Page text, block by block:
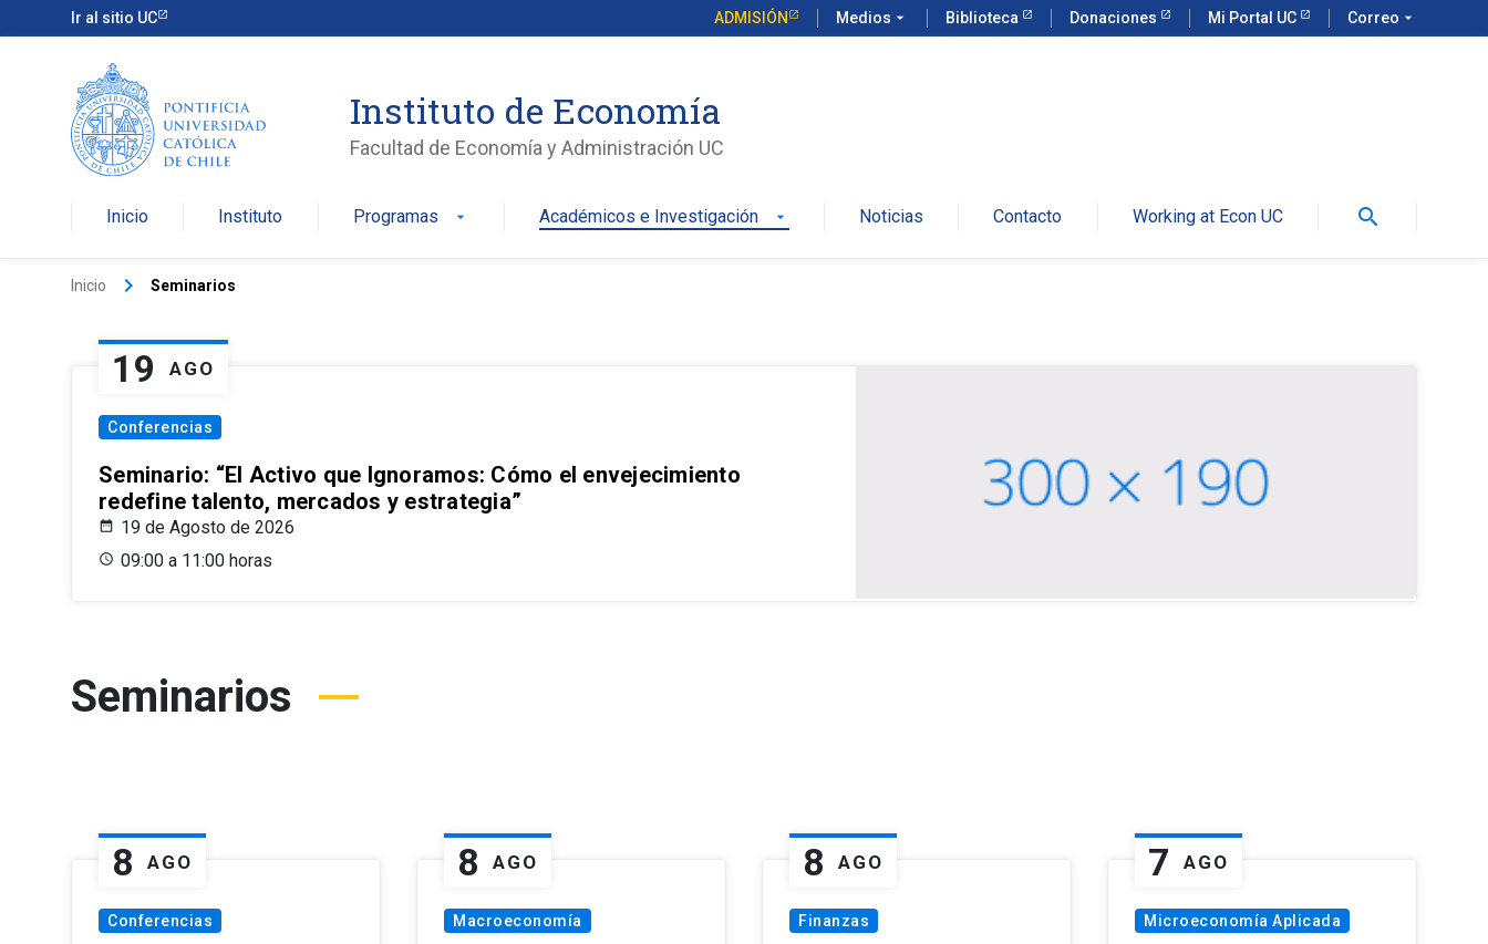
Ir al sitio UC ADMISIÓN Medios arrow_drop_down Biblioteca Donaciones Mi Portal UC Correo arrow_drop_down
Instituto de Economía
Facultad de Economía y Administración UC
Inicio Instituto Programas arrow_drop_down Académicos e Investigación arrow_drop_down Noticias Contacto Working at Econ UC search
Inicio keyboard_arrow_right Seminarios
19 AGO
Conferencias
Seminario: “El Activo que Ignoramos: Cómo el envejecimiento
redefine talento, mercados y estrategia”
19 de Agosto de 2026
09:00 a 11:00 horas
Seminarios
8 AGO
Conferencias
8 AGO
Macroeconomía
8 AGO
Finanzas
7 AGO
Microeconomía Aplicada